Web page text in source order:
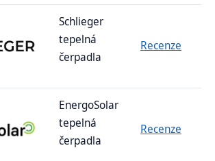
Schlieger
tepelná
čerpadla
Recenze
EnergoSolar
tepelná
čerpadla
Recenze